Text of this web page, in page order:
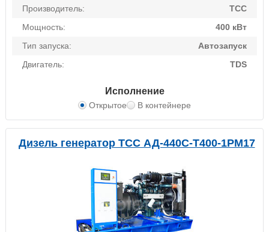
Производитель:
ТСС
Мощность:
400 кВт
Тип запуска:
Автозапуск
Двигатель:
TDS
Исполнение
Открытое В контейнере
Дизель генератор ТСС АД-440С-Т400-1РМ17